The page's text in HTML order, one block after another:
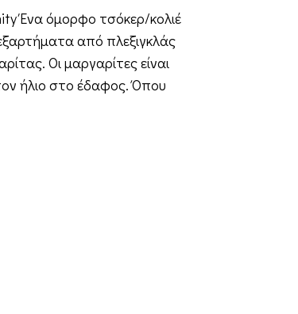
Ένα όμορφο τσόκερ/κολιέ
από πλεξιγκλάς
Οι μαργαρίτες είναι
ήλιο στο έδαφος. Όπου